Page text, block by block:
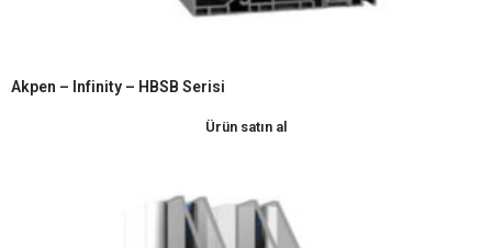
Akpen – Infinity – HBSB Serisi
Ürün satın al